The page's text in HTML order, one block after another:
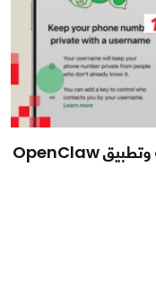
ملخص الأسبوع| ميزة واتساب المهمة وتطبيق OpenClaw